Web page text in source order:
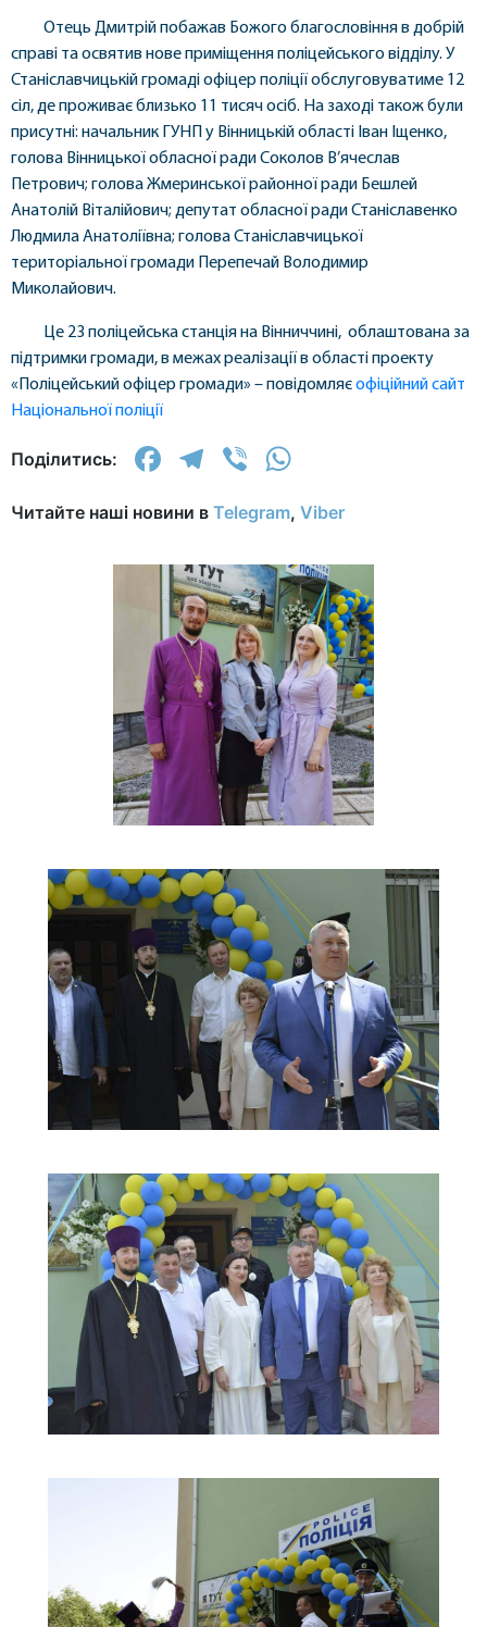
Отець Дмитрій побажав Божого благословіння в добрій
справі та освятив нове приміщення поліцейського відділу. У
Станіславчицькій громаді офіцер поліції обслуговуватиме 12
сіл, де проживає близько 11 тисяч осіб. На заході також були
присутні: начальник ГУНП у Вінницькій області Іван Іщенко,
голова Вінницької обласної ради Соколов В’ячеслав
Петрович; голова Жмеринської районної ради Бешлей
Анатолій Віталійович; депутат обласної ради Станіславенко
Людмила Анатоліївна; голова Станіславчицької
територіальної громади Перепечай Володимир
Миколайович.
Це 23 поліцейська станція на Вінниччині, облаштована за
підтримки громади, в межах реалізації в області проекту
«Поліцейський офіцер громади» – повідомляєофіційний сайт
Національної поліції
Поділитись: Facebook
Telegram
Viber
Читайте наші новини в Telegram, Viber